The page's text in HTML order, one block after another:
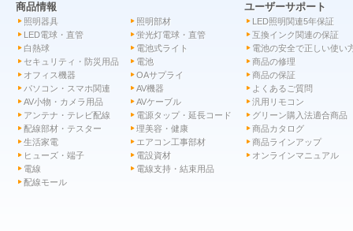
商品情報
照明器具
照明部材
LED電球・直管
蛍光灯電球・直管
白熱球
電池式ライト
セキュリティ・防災用品
電池
オフィス機器
OAサプライ
パソコン・スマホ関連
AV機器
AV小物・カメラ用品
AVケーブル
アンテナ・テレビ配線
電源タップ・延長コード
配線部材・テスター
理美容・健康
生活家電
エアコン工事部材
ヒューズ・端子
電設資材
電線
電線支持・結束用品
配線モール
ユーザーサポート
LED照明関連5年保証
互換インク関連の保証
電池の安全で正しい使い
商品の修理
商品の保証
よくあるご質問
汎用リモコン
グリーン購入法適合商品
商品カタログ
商品ラインアップ
オンラインマニュアル